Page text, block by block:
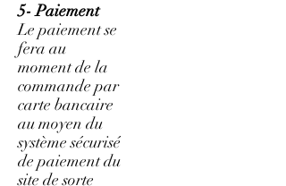
5- Paiement
Le paiement se
fera au
moment de la
commande par
carte bancaire
au moyen du
système sécurisé
de paiement du
site de sorte